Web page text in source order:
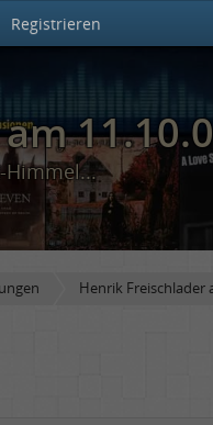
Registrieren
Himmel...
Henrik Freischlader